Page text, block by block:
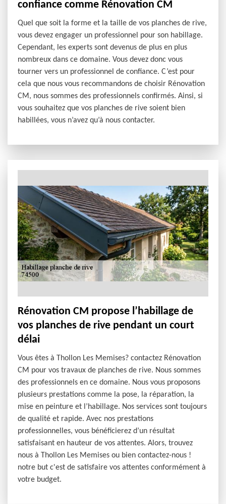
confiance comme Rénovation CM
Quel que soit la forme et la taille de vos planches de rive,
vous devez engager un professionnel pour son habillage.
Cependant, les experts sont devenus de plus en plus
nombreux dans ce domaine. Vous devez donc vous
tourner vers un professionnel de confiance. C’est pour
cela que nous vous recommandons de choisir Rénovation
CM, nous sommes des professionnels confirmés. Ainsi, si
vous souhaitez que vos planches de rive soient bien
habillées, vous n’avez qu’à nous contacter.
Rénovation CM propose l’habillage de
vos planches de rive pendant un court
délai
Vous êtes à Thollon Les Memises? contactez Rénovation
CM pour vos travaux de planches de rive. Nous sommes
des professionnels en ce domaine. Nous vous proposons
plusieurs prestations comme la pose, la réparation, la
mise en peinture et l’habillage. Nos services sont toujours
de qualité et rapide. Avec nos prestations
professionnelles, vous bénéficierez d’un résultat
satisfaisant en hauteur de vos attentes. Alors, trouvez
nous à Thollon Les Memises ou bien contactez-nous !
notre but c'est de satisfaire vos attentes conformément à
votre budget.